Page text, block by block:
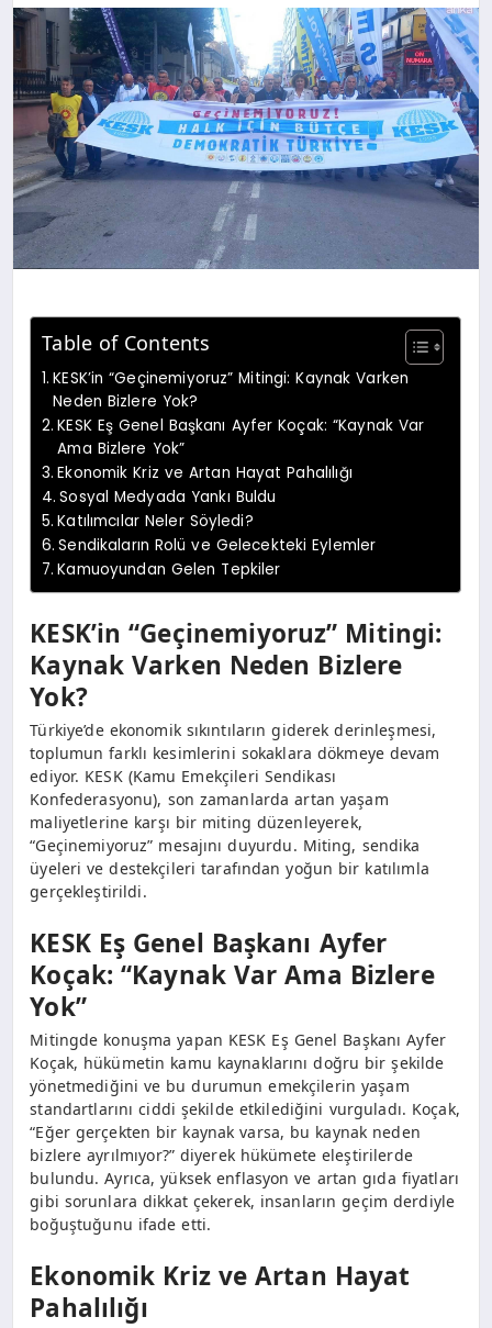
Table of Contents
KESK’in “Geçinemiyoruz” Mitingi: Kaynak Varken
Neden Bizlere Yok?
KESK Eş Genel Başkanı Ayfer Koçak: “Kaynak Var
Ama Bizlere Yok”
Ekonomik Kriz ve Artan Hayat Pahalılığı
Sosyal Medyada Yankı Buldu
Katılımcılar Neler Söyledi?
Sendikaların Rolü ve Gelecekteki Eylemler
Kamuoyundan Gelen Tepkiler
KESK’in “Geçinemiyoruz” Mitingi:
Kaynak Varken Neden Bizlere
Yok?
Türkiye’de ekonomik sıkıntıların giderek derinleşmesi,
toplumun farklı kesimlerini sokaklara dökmeye devam
ediyor. KESK (Kamu Emekçileri Sendikası
Konfederasyonu), son zamanlarda artan yaşam
maliyetlerine karşı bir miting düzenleyerek,
“Geçinemiyoruz” mesajını duyurdu. Miting, sendika
üyeleri ve destekçileri tarafından yoğun bir katılımla
gerçekleştirildi.
KESK Eş Genel Başkanı Ayfer
Koçak: “Kaynak Var Ama Bizlere
Yok”
Mitingde konuşma yapan KESK Eş Genel Başkanı Ayfer
Koçak, hükümetin kamu kaynaklarını doğru bir şekilde
yönetmediğini ve bu durumun emekçilerin yaşam
standartlarını ciddi şekilde etkilediğini vurguladı. Koçak,
“Eğer gerçekten bir kaynak varsa, bu kaynak neden
bizlere ayrılmıyor?” diyerek hükümete eleştirilerde
bulundu. Ayrıca, yüksek enflasyon ve artan gıda fiyatları
gibi sorunlara dikkat çekerek, insanların geçim derdiyle
boğuştuğunu ifade etti.
Ekonomik Kriz ve Artan Hayat
Pahalılığı